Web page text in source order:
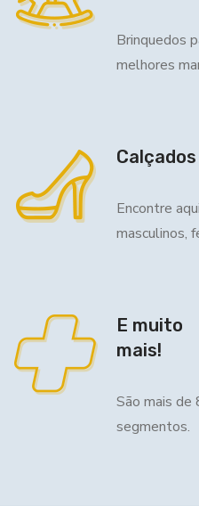
Brinquedos
melhores
Calçados
Encontre
masculinos,
E muito
mais!
São mais de
segmentos.